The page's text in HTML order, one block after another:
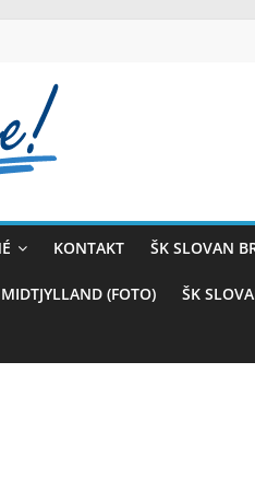
KONTAKT ŠK SLOVAN
(FOTO) ŠK